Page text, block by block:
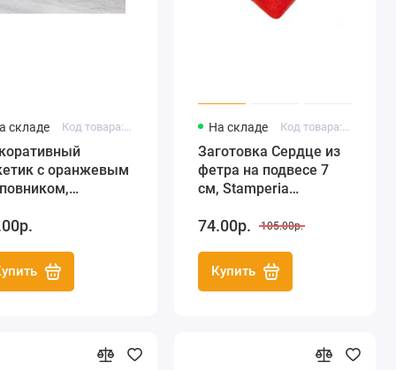
складе Код товара: HY0301003
с оранжевым
На складе Код товара: FLF017
Заготовка Сердце из
фетра на подвесе 7
см, Stamperia
74.00р. 105.00р.
Купить